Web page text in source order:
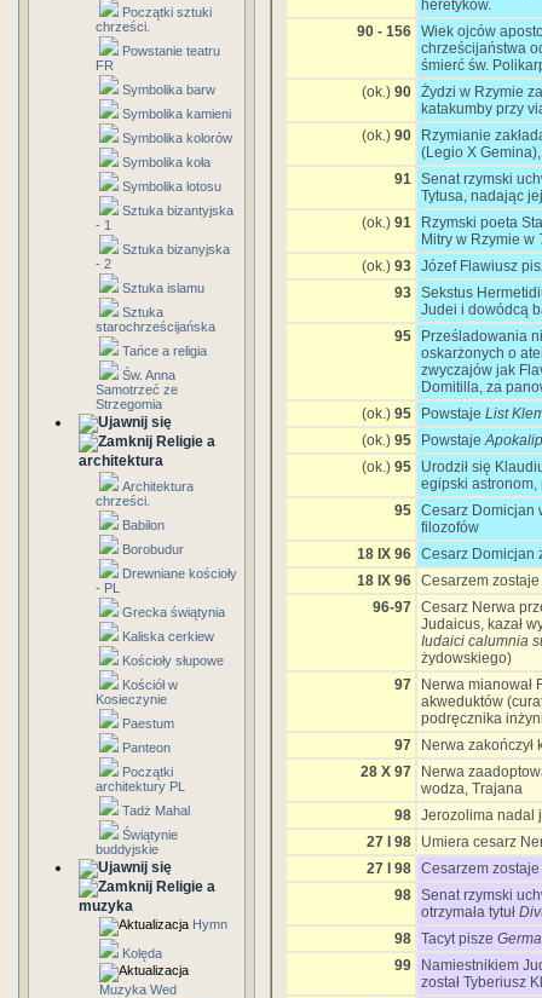
Początki sztuki
chrześci.
Powstanie teatru
FR
Symbolika barw
Symbolika kamieni
Symbolika kolorów
Symbolika koła
Symbolika lotosu
Sztuka bizantyjska
- 1
Sztuka bizanyjska
- 2
Sztuka islamu
Sztuka
starochrześcijańska
Tańce a religia
Św. Anna
Samotrzeć ze
Strzegomia
Religie a
architektura
Architektura
chrześci.
Babilon
Borobudur
Drewniane kościoły
- PL
Grecka świątynia
Kaliska cerkiew
Kościoły słupowe
Kościół w
Kosieczynie
Paestum
Panteon
Początki
architektury PL
Tadż Mahal
Świątynie
buddyjskie
Religie a
muzyka
Hymn
Kolęda
Muzyka Wed
heretyków.
90 - 156 Wiek ojców
chrześcijaństwa
śmierć św.
(ok.) 90 Żydzi w Rzymie
katakumby przy
(ok.) 90
Rzymianie
(Legio X
91 Senat rzymski
Tytusa, nadając
(ok.) 91
Rzymski poeta
Mitry w Rzymie w
(ok.) 93 Józef Flawiusz
93 Sekstus
Judei i dowódcą
95
Prześladowania
oskarżonych o
zwyczajów jak
Domitilla, za
(ok.) 95 Powstaje List
(ok.) 95 Powstaje
(ok.) 95
Urodził się
egipski astronom,
95 Cesarz Domicjan
filozofów
18 IX 96 Cesarz Domicjan
18 IX 96 Cesarzem
96-97 Cesarz Nerwa
Judaicus, kazał
Iudaici calumnia
żydowskiego)
97
Nerwa mianował
akweduktów
podręcznika
97
Nerwa
28 X 97
Nerwa
wodza, Trajana
98 Jerozolima nadal
27 I 98
Umiera cesarz
27 I 98 Cesarzem
98 Senat rzymski
otrzymała tytuł
98 Tacyt pisze
99
Namiestnikiem
został Tyberiusz